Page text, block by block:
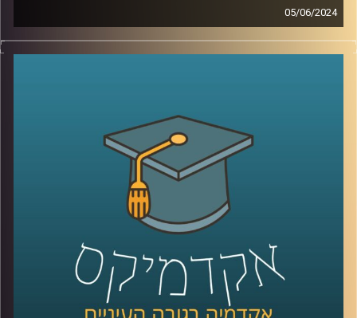
05/06/2024
דמוקרטיה, אמון ופילוג בעם – איך נראים חיינו בשנה
האחרונה?
אנשים מדברים או על ירידה מהארץ, או על חובתנו להישאר.
האם אנחנו בסכנה קיומית, איך הפילוג בעם משפיע עלינו,
ואיך כל זה מתקשר לדמוקרטיה, חופש הביטוי, אמון במוסדות
המדינה וליחס לאוכלוסיות כמו הערבים בישראל?
על כל השאלות האלו ועל הרבה יותר עונה סקר "המכון לחירות
ואחריות" של אוניברסיטת רייכמן.
בפרק זה מצטרף אלינו פרופ' אסיף אפרת, ראש תוכנית התואר